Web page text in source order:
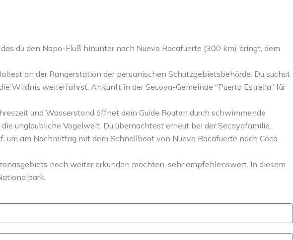
du den Napo-Fluß hinunter nach Nuevo Rocafuerte (300 km) bringt, dem
an der Rangerstation der peruanischen Schutzgebietsbehörde. Du suchst
Wildnis weiterfahrst. Ankunft in der Secoya-Gemeinde “Puerto Estrella” für
und Wasserstand öffnet dein Guide Routen durch schwimmende
unglaubliche Vogelwelt. Du übernachtest erneut bei der Secoyafamilie.
am Nachmittag mit dem Schnellboot von Nuevo Rocafuerte nach Coca
noch weiter erkunden möchten, sehr empfehlenswert. In diesem